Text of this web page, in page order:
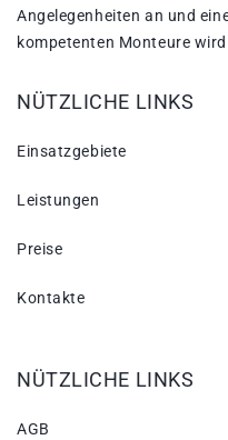
Angelegenheiten an und
kompetenten Monteure
NÜTZLICHE LINKS
Einsatzgebiete
Leistungen
Preise
Kontakte
NÜTZLICHE LINKS
AGB